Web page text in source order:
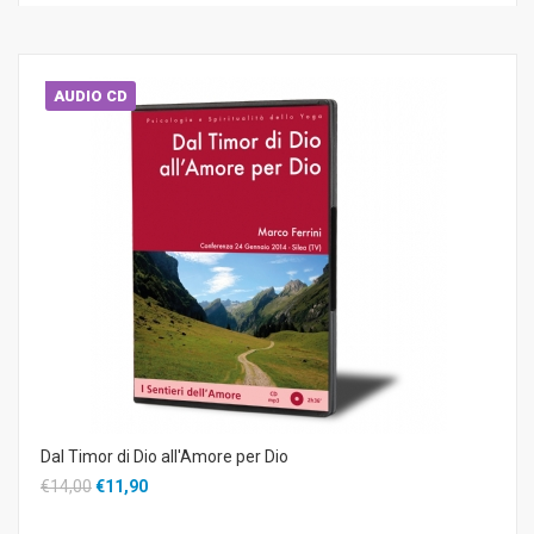
AUDIO CD
Dal Timor di Dio all'Amore per Dio
€14,00€11,90